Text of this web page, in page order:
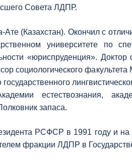
Совета ЛДПР.
(Казахстан). Окончил с
университете по
«юриспруденция».
социологического
естествознания,
запаса.
РСФСР в 1991 году и на
фракции ЛДПР в